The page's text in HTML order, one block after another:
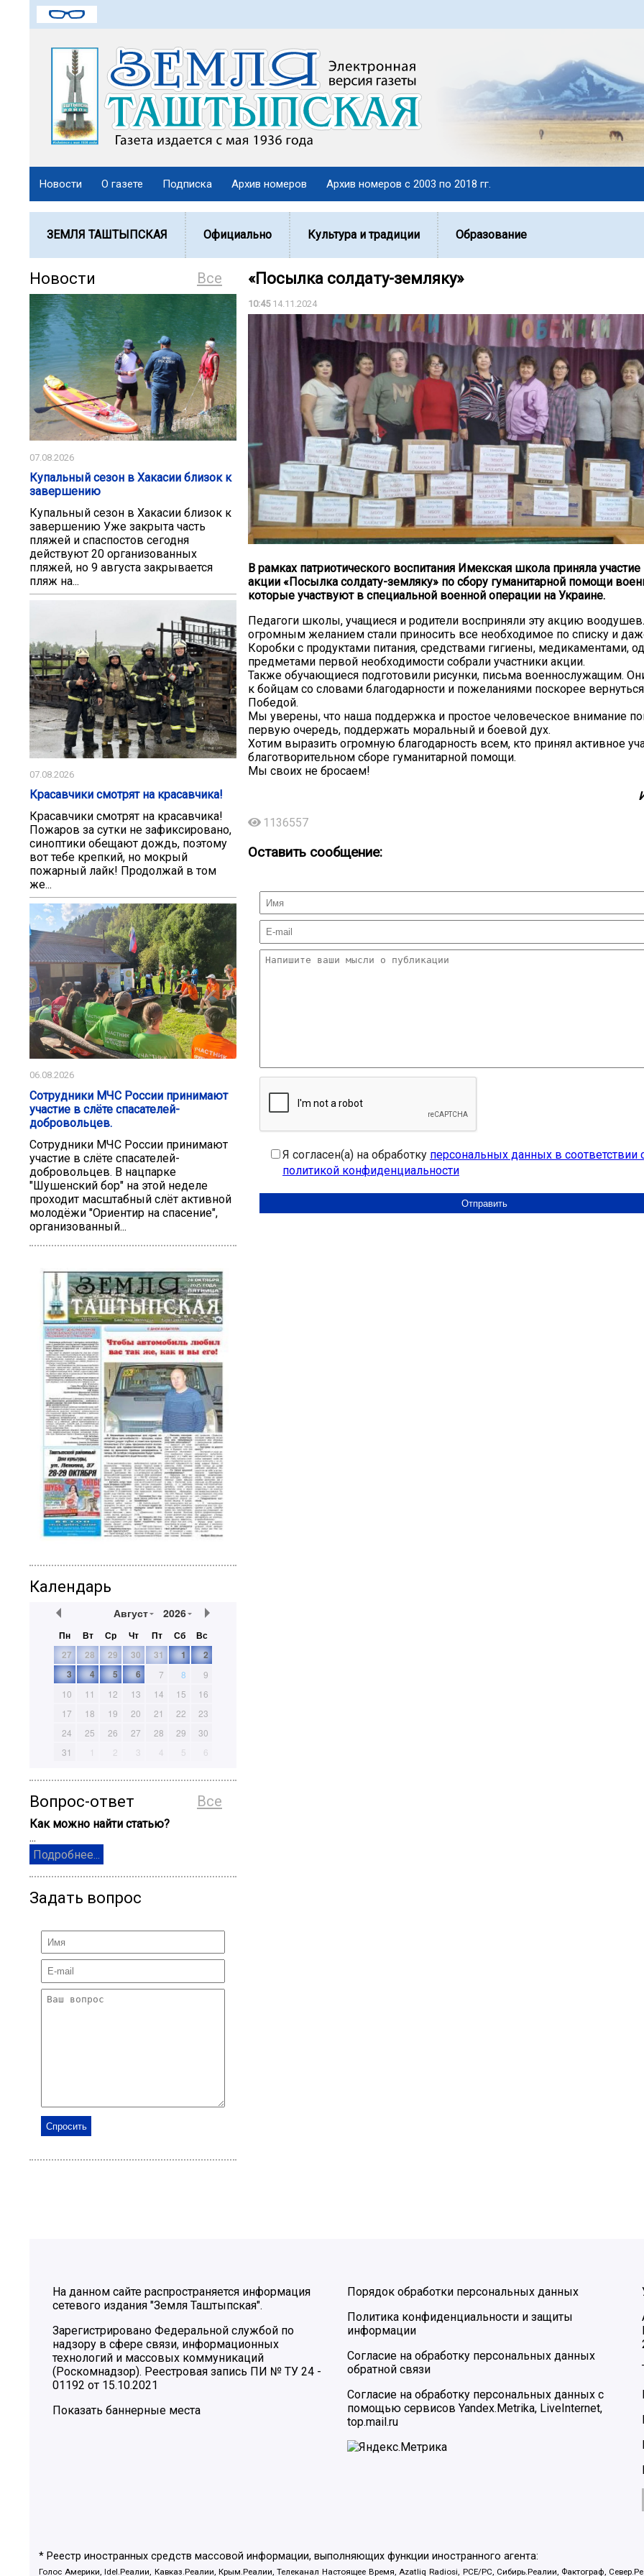
Новости О газете Подписка Архив номеров Архив номеров с 2003 по 2018 гг.
ЗЕМЛЯ ТАШТЫПСКАЯ Официально Культура и традиции Образование
Все
Новости
07.08.2026
Купальный сезон в Хакасии близок к
завершению
Купальный сезон в Хакасии близок к
завершению Уже закрыта часть
пляжей и спаспостов сегодня
действуют 20 организованных
пляжей, но 9 августа закрывается
пляж на...
07.08.2026
Красавчики смотрят на красавчика!
Красавчики смотрят на красавчика!
Пожаров за сутки не зафиксировано,
синоптики обещают дождь, поэтому
вот тебе крепкий, но мокрый
пожарный лайк! Продолжай в том
же...
06.08.2026
Сотрудники МЧС России принимают
участие в слёте спасателей-
добровольцев.
Сотрудники МЧС России принимают
участие в слёте спасателей-
добровольцев. В нацпарке
"Шушенский бор" на этой неделе
проходит масштабный слёт активной
молодёжи "Ориентир на спасение",
организованный...
Календарь
Август 2026
Пн Вт Ср Чт Пт Сб
Вс
27
28 29 30 31 1
2
3
4 5 6 7 8
9
10
11 12 13 14 15
16
17
18 19 20 21 22
23
24
25 26 27 28 29
30
31
1 2 3 4 5 6
Все
Вопрос-ответ
Как можно найти статью?
...
Подробнее...
Задать вопрос
«Посылка солдату-земляку»
10:4514.11.2024
В рамках патриотического воспитания Имекская школа приняла
акции «Посылка солдату-земляку» по сбору гуманитарной помощи
которые участвуют в специальной военной операции на Украине.
Педагоги школы, учащиеся и родители восприняли эту акцию
огромным желанием стали приносить все необходимое по списку и
Коробки с продуктами питания, средствами гигиены, медикаментами,
предметами первой необходимости собрали участники акции.
Также обучающиеся подготовили рисунки, письма военнослужащим.
к бойцам со словами благодарности и пожеланиями поскорее
Победой.
Мы уверены, что наша поддержка и простое человеческое внимание
первую очередь, поддержать моральный и боевой дух.
Хотим выразить огромную благодарность всем, кто принял активное
благотворительном сборе гуманитарной помощи.
Мы своих не бросаем!
1136557
Оставить сообщение:
Я согласен(а) на обработку персональных данных в соответствии
политикой конфиденциальности
На данном сайте распространяется информация
сетевого издания "Земля Таштыпская".
Зарегистрировано Федеральной службой по
надзору в сфере связи, информационных
технологий и массовых коммуникаций
(Роскомнадзор). Реестровая запись ПИ № ТУ 24 -
01192 от 15.10.2021
Показать баннерные места
Порядок обработки персональных данных
Политика конфиденциальности и защиты
информации
Согласие на обработку персональных данных
обратной связи
Согласие на обработку персональных данных с
помощью сервисов Yandex.Metrika, LiveInternet,
top.mail.ru
* Реестр иностранных средств массовой информации, выполняющих функции иностранного агента:
Голос Америки, Idel.Реалии, Кавказ.Реалии, Крым.Реалии, Телеканал Настоящее Время, Azatliq Radiosi, PCE/PC, Сибирь.Реалии, Фактограф,